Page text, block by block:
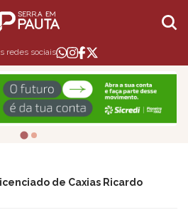
redes sociais
de Caxias Ricardo